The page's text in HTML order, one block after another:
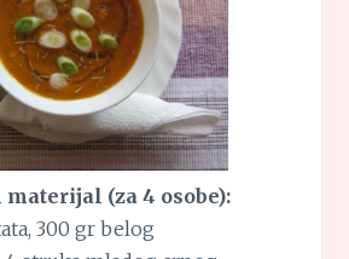
materijal (za 4 osobe):
300 gr belog